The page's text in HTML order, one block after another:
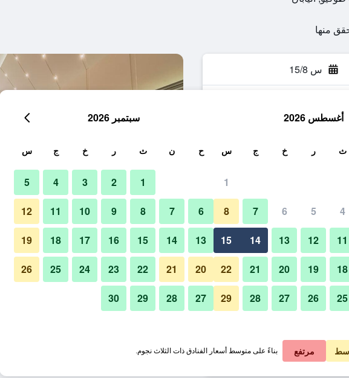
س 15/8
في الليلة
﷼ عرض الصفقة
﷼ عرض الصفقة
غرفة الاجتماعات
صور لـ هوتل بيل كلاسيك طوكيو
أغسطس 2026
ث ر خ ج س
1
4
5
6
7
8
11
12
13
14
15
18
19
20
21
22
25
26
27
28
29
سبتمبر 2026
ح ن ث ر خ ج س
1
2
3
4
5
6
7
8
9
10
11
12
13
14
15
16
17
18
19
20
21
22
23
24
25
26
27
28
29
30
مرتفع بناءً على متوسط أسعار الفنادق ذات الثلاث نجوم.